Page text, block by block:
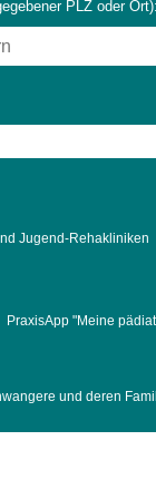
Impfsicherheit
Notdienste
Empfehlungen
Familienzeit
PLZ oder Ort):
Jugend-Rehakliniken
PraxisApp "Meine
und deren